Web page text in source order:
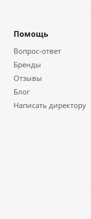
Помощь
Вопрос-ответ
Бренды
Отзывы
Блог
Написать директору